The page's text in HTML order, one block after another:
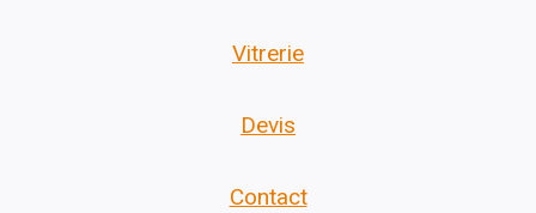
Vitrerie
Devis
Contact